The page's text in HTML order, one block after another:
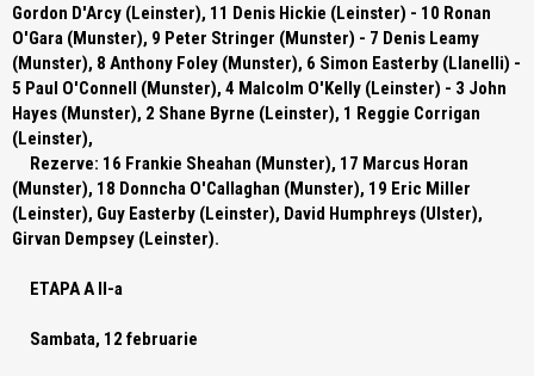
Gordon D'Arcy (Leinster), 11 Denis Hickie (Leinster) - 10 Ronan
O'Gara (Munster), 9 Peter Stringer (Munster) - 7 Denis Leamy
(Munster), 8 Anthony Foley (Munster), 6 Simon Easterby (Llanelli) -
5 Paul O'Connell (Munster), 4 Malcolm O'Kelly (Leinster) - 3 John
Hayes (Munster), 2 Shane Byrne (Leinster), 1 Reggie Corrigan
(Leinster),
Rezerve: 16 Frankie Sheahan (Munster), 17 Marcus Horan
(Munster), 18 Donncha O'Callaghan (Munster), 19 Eric Miller
(Leinster), Guy Easterby (Leinster), David Humphreys (Ulster),
Girvan Dempsey (Leinster).
ETAPA A II-a
Sambata, 12 februarie